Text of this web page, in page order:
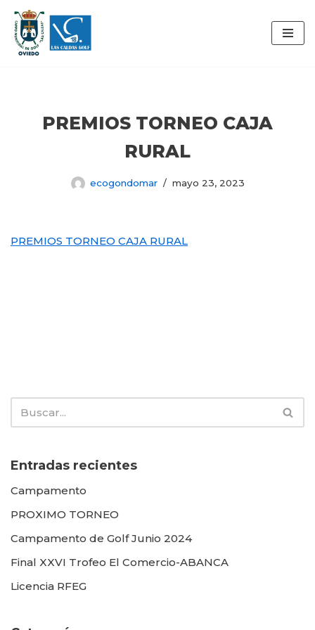
Saltar
al
PREMIOS TORNEO CAJA
RURAL
ecogondomar mayo 23, 2023
PREMIOS TORNEO CAJA RURAL
Entradas recientes
Campamento
PROXIMO TORNEO
Campamento de Golf Junio 2024
Final XXVI Trofeo El Comercio-ABANCA
Licencia RFEG